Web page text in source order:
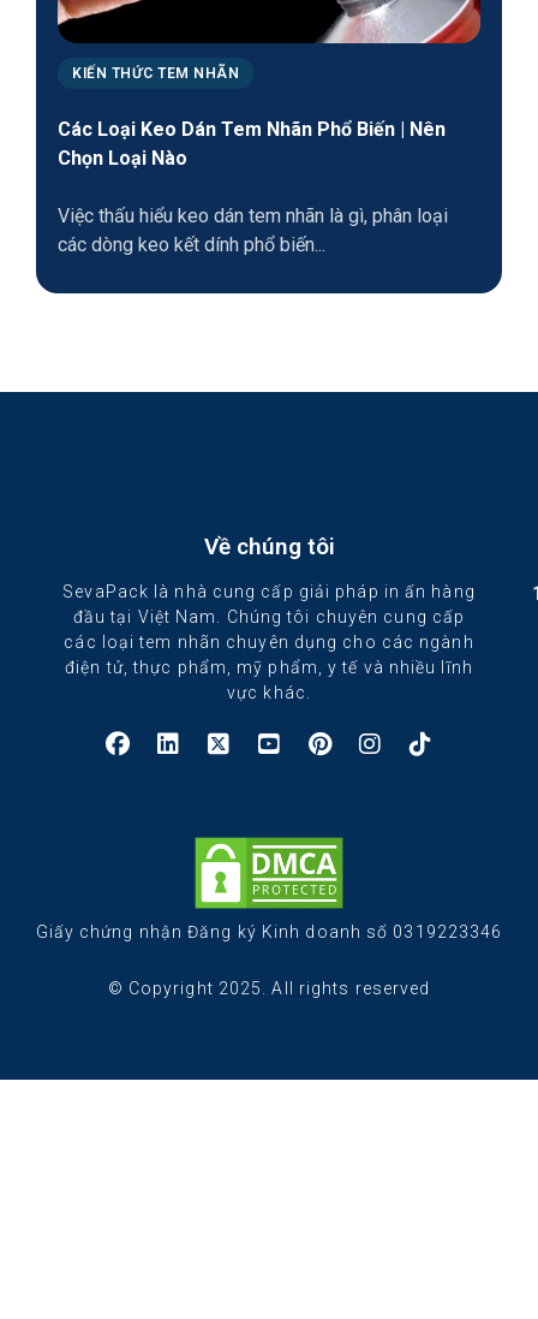
KIẾN THỨC TEM NHÃN
Các Loại Keo Dán Tem Nhãn Phổ Biến | Nên
Chọn Loại Nào
Việc thấu hiểu keo dán tem nhãn là gì, phân loại
các dòng keo kết dính phổ biến...
Về chúng tôi
SevaPack là nhà cung cấp giải pháp in ấn hàng
đầu tại Việt Nam. Chúng tôi chuyên cung cấp
các loại tem nhãn chuyên dụng cho các ngành
điện tử, thực phẩm, mỹ phẩm, y tế và nhiều lĩnh
vực khác.
Giấy chứng nhận Đăng ký Kinh doanh số 0319223346
© Copyright 2025. All rights reserved